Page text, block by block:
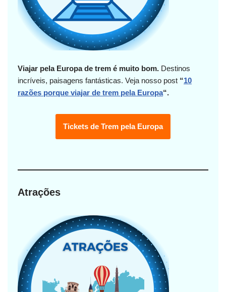
Viajar pela Europa de trem é muito bom. Destinos
incríveis, paisagens fantásticas. Veja nosso post “10
razões porque viajar de trem pela Europa“.
Tickets de Trem pela Europa
Atrações